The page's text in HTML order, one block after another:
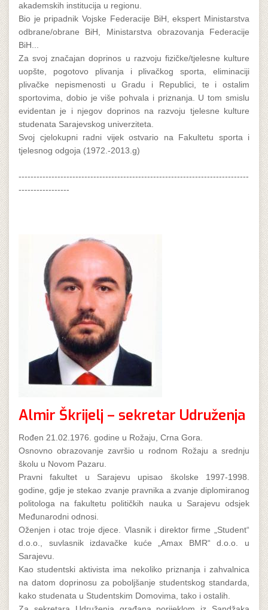
akademskih institucija u regionu.
Bio je pripadnik Vojske Federacije BiH, ekspert Ministarstva
odbrane/obrane BiH, Ministarstva obrazovanja Federacije
BiH...
Za svoj značajan doprinos u razvoju fizičke/tjelesne kulture
uopšte, pogotovo plivanja i plivačkog sporta, eliminaciji
plivačke nepismenosti u Gradu i Republici, te i ostalim
sportovima, dobio je više pohvala i priznanja. U tom smislu
evidentan je i njegov doprinos na razvoju tjelesne kulture
studenata Sarajevskog univerziteta.
Svoj cjelokupni radni vijek ostvario na Fakultetu sporta i
tjelesnog odgoja (1972.-2013.g)
-----------------------------------------------------------------------------
-----------------
Almir Škrijelj – sekretar Udruženja
Rođen 21.02.1976. godine u Rožaju, Crna Gora.
Osnovno obrazovanje završio u rodnom Rožaju a srednju
školu u Novom Pazaru.
Pravni fakultet u Sarajevu upisao školske 1997-1998.
godine, gdje je stekao zvanje pravnika a zvanje diplomiranog
politologa na fakultetu političkih nauka u Sarajevu odsjek
Međunarodni odnosi.
Oženjen i otac troje djece. Vlasnik i direktor firme „Student“
d.o.o., suvlasnik izdavačke kuće „Amax BMR“ d.o.o. u
Sarajevu.
Kao studentski aktivista ima nekoliko priznanja i zahvalnica
na datom doprinosu za poboljšanje studentskog standarda,
kako studenata u Studentskim Domovima, tako i ostalih.